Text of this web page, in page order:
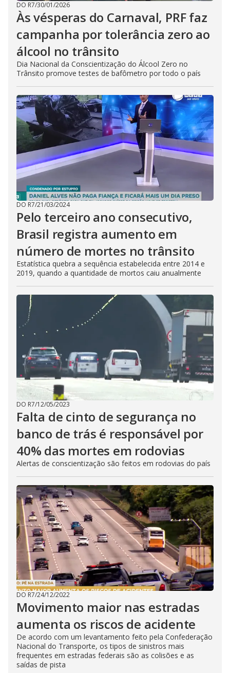
DO R7/30/01/2026
Às vésperas do Carnaval, PRF faz
campanha por tolerância zero ao
álcool no trânsito
Dia Nacional da Conscientização do Álcool Zero no
Trânsito promove testes de bafômetro por todo o país
DO R7/21/03/2024
Pelo terceiro ano consecutivo,
Brasil registra aumento em
número de mortes no trânsito
Estatística quebra a sequência estabelecida entre 2014 e
2019, quando a quantidade de mortos caiu anualmente
DO R7/12/05/2023
Falta de cinto de segurança no
banco de trás é responsável por
40% das mortes em rodovias
Alertas de conscientização são feitos em rodovias do país
DO R7/24/12/2022
Movimento maior nas estradas
aumenta os riscos de acidente
De acordo com um levantamento feito pela Confederação
Nacional do Transporte, os tipos de sinistros mais
frequentes em estradas federais são as colisões e as
saídas de pista